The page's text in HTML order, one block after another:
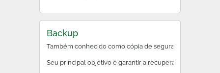
Backup
Também conhecido como cópia de segurança, backup
Seu principal objetivo é garantir a recuperação rápida